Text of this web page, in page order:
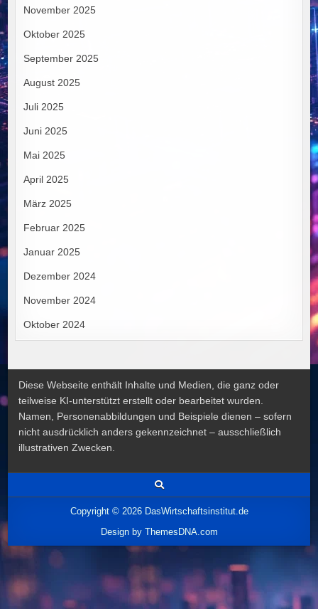
November 2025
Oktober 2025
September 2025
August 2025
Juli 2025
Juni 2025
Mai 2025
April 2025
März 2025
Februar 2025
Januar 2025
Dezember 2024
November 2024
Oktober 2024
Diese Webseite enthält Inhalte und Medien, die ganz oder
teilweise KI-unterstützt erstellt oder bearbeitet wurden.
Namen, Personenabbildungen und Beispiele dienen – sofern
nicht ausdrücklich anders gekennzeichnet – ausschließlich
illustrativen Zwecken.
Copyright © 2026 DasWirtschaftsinstitut.de
Design by ThemesDNA.com